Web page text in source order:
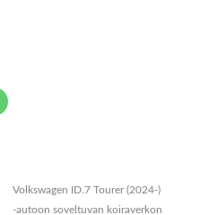
Volkswagen ID.7 Tourer (2024-)
-autoon soveltuvan koiraverkon